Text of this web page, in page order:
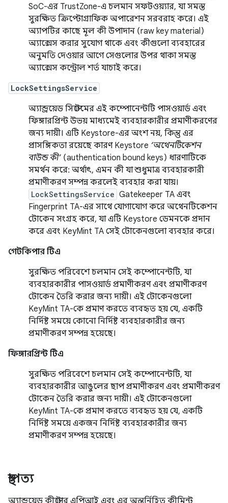
SoC-এর TrustZone-এ চলমান সফটওয়্যার, যা সমস্ত
সুরক্ষিত ক্রিপ্টোগ্রাফিক অপারেশন সরবরাহ করে। এই
অ্যাপটির কাছে মূল কী উপাদান (raw key material)
অ্যাক্সেস করার সুযোগ থাকে এবং কীগুলো ব্যবহারের
অনুমতি দেওয়ার আগে সেগুলোর উপর থাকা সমস্ত
অ্যাক্সেস কন্ট্রোল শর্ত যাচাই করে।
LockSettingsService
অ্যান্ড্রয়েড সিস্টেমের এই কম্পোনেন্টটি পাসওয়ার্ড এবং
ফিঙ্গারপ্রিন্ট উভয় মাধ্যমেই ব্যবহারকারীর প্রমাণীকরণের
জন্য দায়ী। এটি Keystore-এর অংশ নয়, কিন্তু এর
প্রাসঙ্গিকতা রয়েছে কারণ Keystore ‘অথেনটিকেশন
বাউন্ড কী’ (authentication bound keys) ধারণাটিকে
সমর্থন করে: অর্থাৎ, এমন কী যা শুধুমাত্র ব্যবহারকারী
প্রমাণীকরণ সম্পন্ন করলেই ব্যবহার করা যায়।
LockSettingsService Gatekeeper TA এবং
Fingerprint TA-এর সাথে যোগাযোগ করে অথেনটিকেশন
টোকেন সংগ্রহ করে, যা এটি Keystore ডেমনকে প্রদান
করে এবং KeyMint TA সেই টোকেনগুলো ব্যবহার করে।
গেটকিপার টিএ
সুরক্ষিত পরিবেশে চলমান সেই কম্পোনেন্টটি, যা
ব্যবহারকারীর পাসওয়ার্ড প্রমাণীকরণ এবং প্রমাণীকরণ
টোকেন তৈরি করার জন্য দায়ী। এই টোকেনগুলো
KeyMint TA-কে প্রমাণ করতে ব্যবহৃত হয় যে, একটি
নির্দিষ্ট সময়ে কোনো নির্দিষ্ট ব্যবহারকারীর জন্য
প্রমাণীকরণ সম্পন্ন হয়েছে।
ফিঙ্গারপ্রিন্ট টিএ
সুরক্ষিত পরিবেশে চলমান সেই কম্পোনেন্টটি, যা
ব্যবহারকারীর আঙুলের ছাপ প্রমাণীকরণ এবং প্রমাণীকরণ
টোকেন তৈরি করার জন্য দায়ী। এই টোকেনগুলো
KeyMint TA-কে প্রমাণ করতে ব্যবহৃত হয় যে, একটি
নির্দিষ্ট সময়ে একজন নির্দিষ্ট ব্যবহারকারীর জন্য
প্রমাণীকরণ সম্পন্ন হয়েছে।
স্থাপত্য
অ্যান্ড্রয়েড কীস্টোর এপিআই এবং এর অন্তর্নিহিত কীমিন্ট